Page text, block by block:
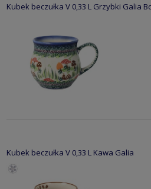
Kubek beczułka V 0,33 L Grzybki Galia
Kubek beczułka V 0,33 L Kawa Galia